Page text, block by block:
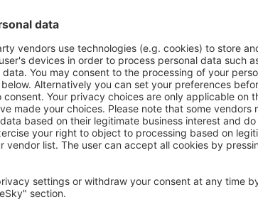
în newsletter-ul nostru.
Sunt de acord să
o.
oferte pentru
Milano